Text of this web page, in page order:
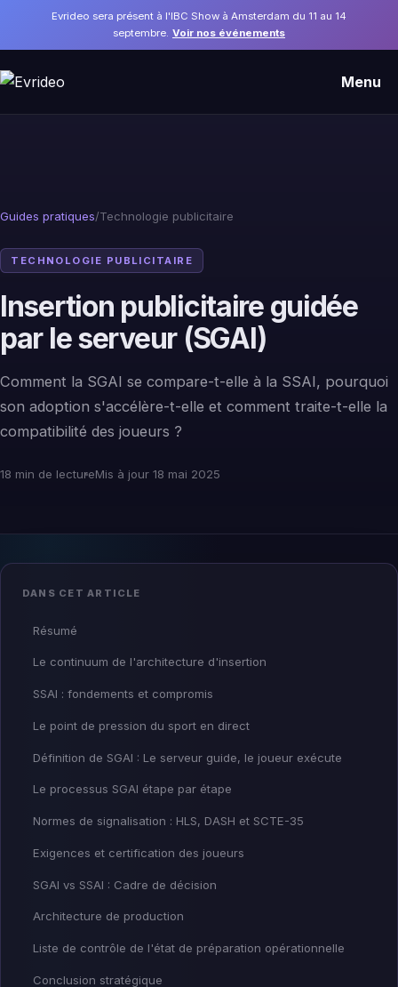
Evrideo sera présent à l'IBC Show à Amsterdam du 11 au 14
septembre. Voir nos événements
Menu
Guides pratiques/Technologie publicitaire
TECHNOLOGIE PUBLICITAIRE
Insertion publicitaire guidée
par le serveur (SGAI)
Comment la SGAI se compare-t-elle à la SSAI, pourquoi
son adoption s'accélère-t-elle et comment traite-t-elle la
compatibilité des joueurs ?
18 min de lectureMis à jour 18 mai 2025
DANS CET ARTICLE
Résumé
Le continuum de l'architecture d'insertion
SSAI : fondements et compromis
Le point de pression du sport en direct
Définition de SGAI : Le serveur guide, le joueur exécute
Le processus SGAI étape par étape
Normes de signalisation : HLS, DASH et SCTE-35
Exigences et certification des joueurs
SGAI vs SSAI : Cadre de décision
Architecture de production
Liste de contrôle de l'état de préparation opérationnelle
Conclusion stratégique